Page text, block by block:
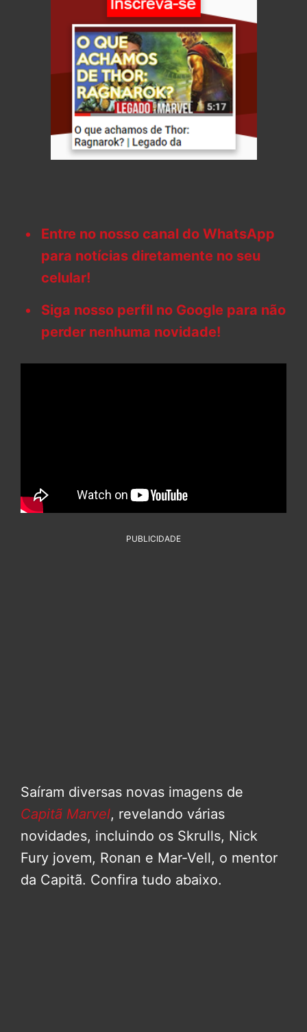
Entre no nosso canal do WhatsApp
para notícias diretamente no seu
celular!
Siga nosso perfil no Google para não
perder nenhuma novidade!
PUBLICIDADE
Saíram diversas novas imagens de
Capitã Marvel, revelando várias
novidades, incluindo os Skrulls, Nick
Fury jovem, Ronan e Mar-Vell, o mentor
da Capitã. Confira tudo abaixo.